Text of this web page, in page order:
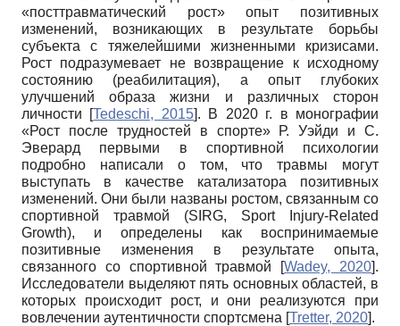
«посттравматический рост» опыт позитивных
изменений, возникающих в результате борьбы
субъекта с тяжелейшими жизненными кризисами.
Рост подразумевает не возвращение к исходному
состоянию (реабилитация), а опыт глубоких
улучшений образа жизни и различных сторон
личности [Tedeschi, 2015]. В 2020 г. в монографии
«Рост после трудностей в спорте» Р. Уэйди и С.
Эверард первыми в спортивной психологии
подробно написали о том, что травмы могут
выступать в качестве катализатора позитивных
изменений. Они были названы ростом, связанным со
спортивной травмой (SIRG, Sport Injury-Related
Growth), и определены как воспринимаемые
позитивные изменения в результате опыта,
связанного со спортивной травмой
[Wadey, 2020].
Исследователи выделяют пять основных областей, в
которых происходит рост, и они реализуются при
вовлечении аутентичности спортсмена [Tretter, 2020].